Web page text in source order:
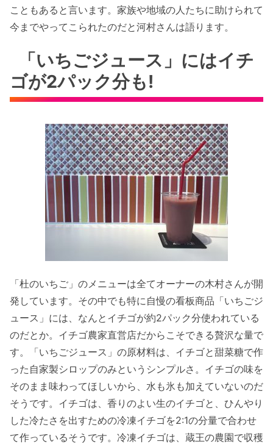
こともあると言います。家族や地域の人たちに助けられて
今までやってこられたのだと河村さんは語ります。
「いちごジュース」にはイチ
ゴが2パック分も!
「杜のいちご」のメニューは全てオーナーの木村さんが開
発しています。その中でも特に自慢の看板商品「いちごジ
ュース」には、なんとイチゴが約2パック分使われている
のだとか。イチゴ農家直営店だからこそできる贅沢な量で
す。「いちごジュース」の原材料は、イチゴと甜菜糖で作
った自家製シロップのみというシンプルさ。イチゴの味を
そのまま味わってほしいから、水も氷も加えていないのだ
そうです。イチゴは、香りのよい生のイチゴと、ひんやり
した冷たさを出すための冷凍イチゴを2:1の分量で合わせ
て作っているそうです。冷凍イチゴは、蔵王の農園で収穫